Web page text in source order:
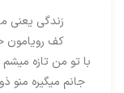
زندگی یعنی
کف رویامون
با تو من تازه
جانم میگیره